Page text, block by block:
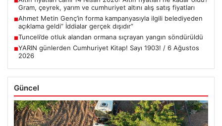
Gram, çeyrek, yarım ve cumhuriyet altını alış satış fiyatları
■Ahmet Metin Genç’in forma kampanyasıyla ilgili belediyeden
açıklama geldi” İddialar gerçek dışıdır”
■Tunceli’de otluk alandan ormana sıçrayan yangın söndürüldü
■YARIN günlerden Cumhuriyet Kitap! Sayı 1903! / 6 Ağustos
2026
Güncel